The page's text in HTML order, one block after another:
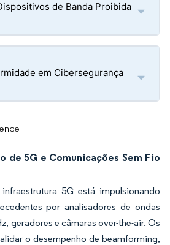
de Banda Proibida
em Cibersegurança
de 5G e Comunicações Sem Fio
5G está impulsionando
por analisadores de ondas
geradores e câmaras over-the-air. Os
o desempenho de beamforming,